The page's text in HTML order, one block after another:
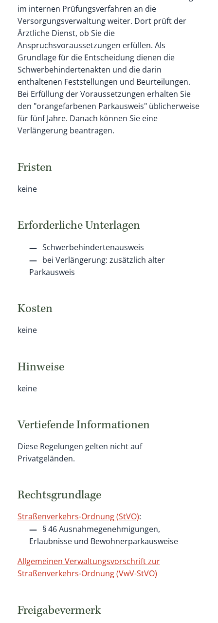
im internen Prüfungsverfahren an die
Versorgungsverwaltung weiter. Dort prüft der
Ärztliche Dienst, ob Sie die
Anspruchsvoraussetzungen erfüllen. Als
Grundlage für die Entscheidung dienen die
Schwerbehindertenakten und die darin
enthaltenen Feststellungen und Beurteilungen.
Bei Erfüllung der Voraussetzungen erhalten Sie
den "orangefarbenen Parkausweis" üblicherweise
für fünf Jahre. Danach können Sie eine
Verlängerung beantragen.
Fristen
keine
Erforderliche Unterlagen
Schwerbehindertenausweis
bei Verlängerung: zusätzlich alter
Parkausweis
Kosten
keine
Hinweise
keine
Vertiefende Informationen
Diese Regelungen gelten nicht auf
Privatgeländen.
Rechtsgrundlage
Straßenverkehrs-Ordnung (StVO):
§ 46 Ausnahmegenehmigungen,
Erlaubnisse und Bewohnerparkausweise
Allgemeinen Verwaltungsvorschrift zur
Straßenverkehrs-Ordnung (VwV-StVO)
Freigabevermerk